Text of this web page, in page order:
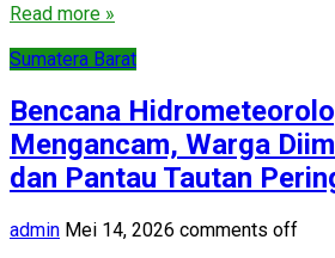
Read more »
Sumatera Barat
Bencana
Mengancam, Warga
dan Pantau Tautan
admin Mei 14, 2026 comments off